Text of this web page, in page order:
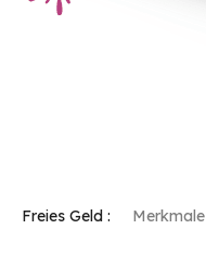
Freies Geld : Merkmale